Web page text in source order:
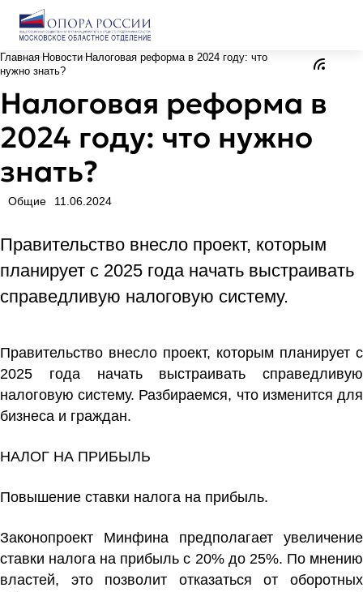
Главная Новости Налоговая реформа в 2024 году: что
нужно знать?
Налоговая реформа в
2024 году: что нужно
знать?
Общие 11.06.2024
Правительство внесло проект, которым
планирует с 2025 года начать выстраивать
справедливую налоговую систему.
Правительство внесло проект, которым планирует с
2025 года начать выстраивать справедливую
налоговую систему. Разбираемся, что изменится для
бизнеса и граждан.
НАЛОГ НА ПРИБЫЛЬ
Повышение ставки налога на прибыль.
Законопроект Минфина предполагает увеличение
ставки налога на прибыль с 20% до 25%. По мнению
властей, это позволит отказаться от оборотных